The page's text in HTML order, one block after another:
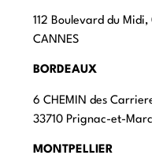
112 Boulevard du Midi,
CANNES
BORDEAUX
6 CHEMIN des
33710 Prignac-et-
MONTPELLIER